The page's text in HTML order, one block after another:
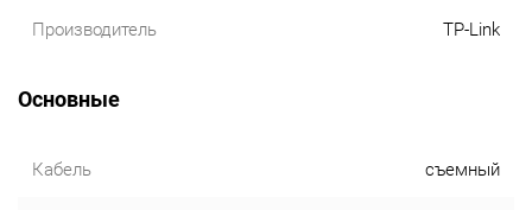
Производитель TP-Link
Основные
Кабель съемный